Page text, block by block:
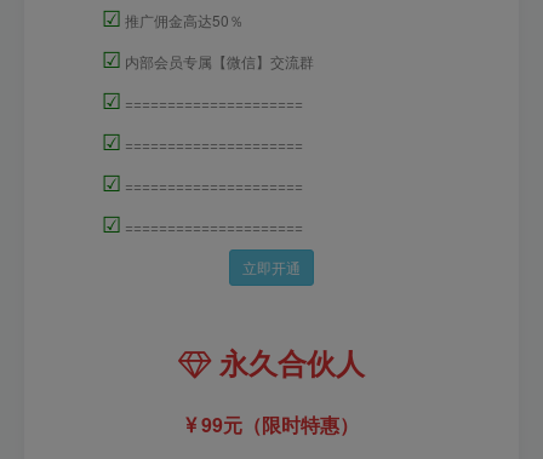
☑ 推广佣金高达50％
☑ 内部会员专属【微信】交流群
☑ =====================
☑ =====================
☑ =====================
☑ =====================
立即开通
永久合伙人
99元（限时特惠）